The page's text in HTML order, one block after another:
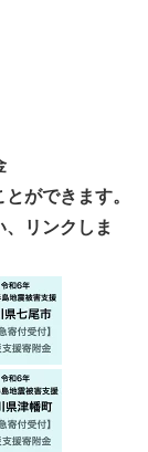
ができます。
リンクしま